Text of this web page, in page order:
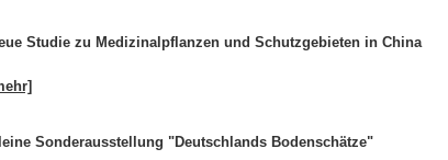
Studie zu Medizinalpflanzen und Schutzgebieten in China
Sonderausstellung "Deutschlands Bodenschätze"